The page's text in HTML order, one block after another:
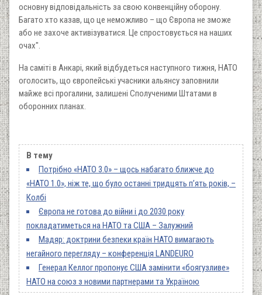
основну відповідальність за свою конвенційну оборону.
Багато хто казав, що це неможливо – що Європа не зможе
або не захоче активізуватися. Це спростовується на наших
очах".
На саміті в Анкарі, який відбудеться наступного тижня, НАТО
оголосить, що європейські учасники альянсу заповнили
майже всі прогалини, залишені Сполученими Штатами в
оборонних планах.
В тему
Потрібно «НАТО 3.0» – щось набагато ближче до
«НАТО 1.0», ніж те, що було останні тридцять п’ять років, –
Колбі
Європа не готова до війни і до 2030 року
покладатиметься на НАТО та США – Залужний
Мадяр: доктрини безпеки країн НАТО вимагають
негайного перегляду – конференція LANDEURO
Генерал Келлог пропонує США замінити «боягузливе»
НАТО на союз з новими партнерами та Україною